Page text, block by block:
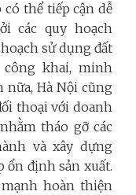
thể tiếp cận dễ
các quy hoạch
sử dụng đất
công khai, minh
Hà Nội cũng
thoại với doanh
tháo gỡ các
và xây dựng
ổn định sản xuất.
hoàn thiện